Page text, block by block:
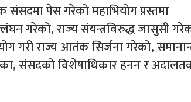
पेस गरेको महाभियोग प्रस्तमा
गरेको, राज्य संयन्त्रविरुद्ध जासुसी
गरी राज्य आतंक सिर्जना गरेको,
संसदको विशेषाधिकार हनन र